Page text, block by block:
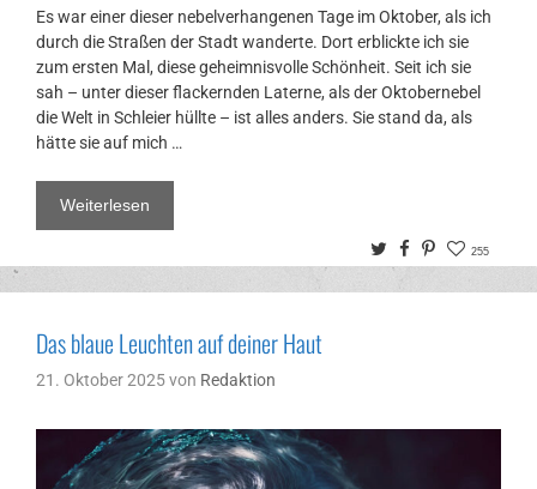
Es war einer dieser nebelverhangenen Tage im Oktober, als ich
durch die Straßen der Stadt wanderte. Dort erblickte ich sie
zum ersten Mal, diese geheimnisvolle Schönheit. Seit ich sie
sah – unter dieser flackernden Laterne, als der Oktobernebel
die Welt in Schleier hüllte – ist alles anders. Sie stand da, als
hätte sie auf mich …
Weiterlesen
TwitterFacebook
Pinterest
255
Das blaue Leuchten auf deiner Haut
21. Oktober 2025von Redaktion